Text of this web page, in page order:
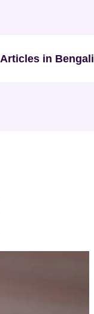
Articles in Bengali